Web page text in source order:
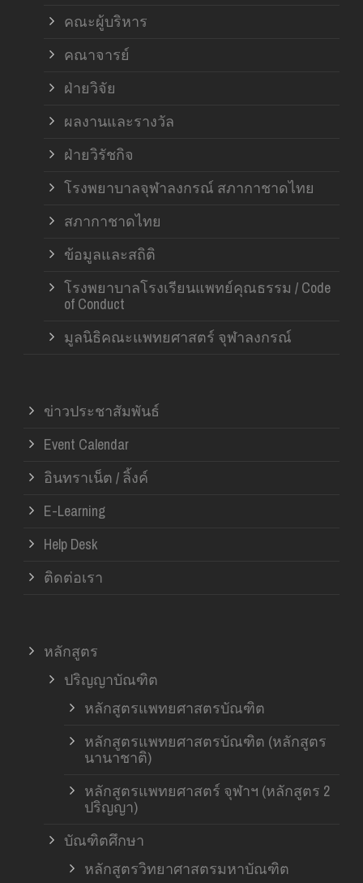
คณะผู้บริหาร
คณาจารย์
ฝ่ายวิจัย
ผลงานและรางวัล
ฝ่ายวิรัชกิจ
โรงพยาบาลจุฬาลงกรณ์ สภากาชาดไทย
สภากาชาดไทย
ข้อมูลและสถิติ
โรงพยาบาลโรงเรียนแพทย์คุณธรรม / Code
of Conduct
มูลนิธิคณะแพทยศาสตร์ จุฬาลงกรณ์
ข่าวประชาสัมพันธ์
Event Calendar
อินทราเน็ต / ลิ้งค์
E-Learning
Help Desk
ติดต่อเรา
หลักสูตร
ปริญญาบัณฑิต
หลักสูตรแพทยศาสตรบัณฑิต
หลักสูตรแพทยศาสตรบัณฑิต (หลักสูตร
นานาชาติ)
หลักสูตรแพทยศาสตร์ จุฬาฯ (หลักสูตร 2
ปริญญา)
บัณฑิตศึกษา
หลักสูตรวิทยาศาสตรมหาบัณฑิต